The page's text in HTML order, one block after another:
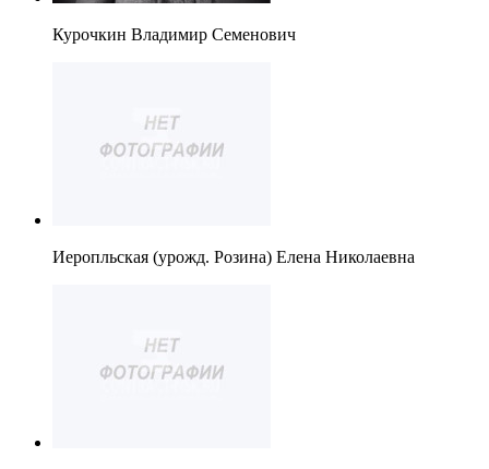
Курочкин Владимир Семенович
Иеропльская (урожд. Розина) Елена Николаевна